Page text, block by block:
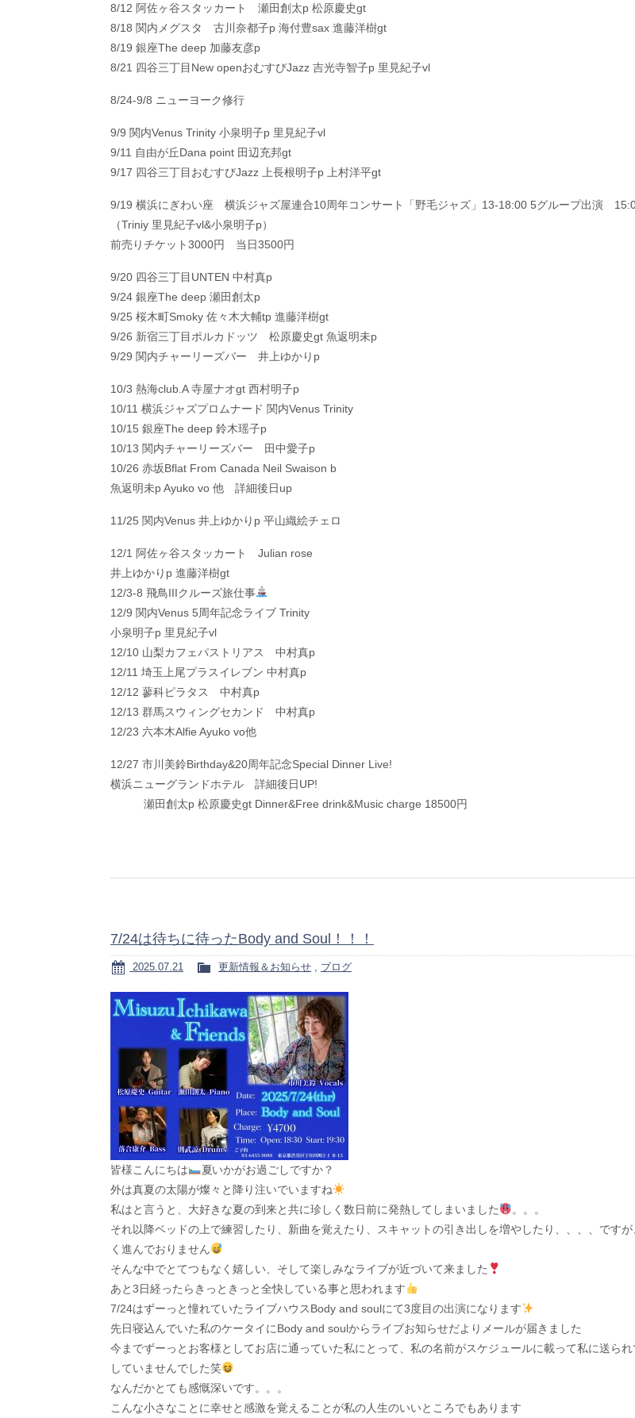
8/12 阿佐ヶ谷スタッカート 瀬田創太p 松原慶史gt
8/18 関内メグスタ 古川奈都子p 海付豊sax 進藤洋樹gt
8/19 銀座The deep 加藤友彦p
8/21 四谷三丁目New openおむすびJazz 吉光寺智子p 里見紀子vl
8/24-9/8 ニューヨーク修行
9/9 関内Venus Trinity 小泉明子p 里見紀子vl
9/11 自由が丘Dana point 田辺充邦gt
9/17 四谷三丁目おむすびJazz 上長根明子p 上村洋平gt
9/19 横浜にぎわい座 横浜ジャズ屋連合10周年コンサート「野毛ジャズ」13-18:00 5グループ出演
（Triniy 里見紀子vl&小泉明子p）
前売りチケット3000円 当日3500円
9/20 四谷三丁目UNTEN 中村真p
9/24 銀座The deep 瀬田創太p
9/25 桜木町Smoky 佐々木大輔tp 進藤洋樹gt
9/26 新宿三丁目ポルカドッツ 松原慶史gt 魚返明未p
9/29 関内チャーリーズバー 井上ゆかりp
10/3 熱海club.A 寺屋ナオgt 西村明子p
10/11 横浜ジャズプロムナード 関内Venus Trinity
10/15 銀座The deep 鈴木瑶子p
10/13 関内チャーリーズバー 田中愛子p
10/26 赤坂Bflat From Canada Neil Swaison b
魚返明未p Ayuko vo 他 詳細後日up
11/25 関内Venus 井上ゆかりp 平山織絵チェロ
12/1 阿佐ヶ谷スタッカート Julian rose
井上ゆかりp 進藤洋樹gt
12/3-8 飛鳥IIIクルーズ旅仕事
12/9 関内Venus 5周年記念ライブ Trinity
小泉明子p 里見紀子vl
12/10 山梨カフェパストリアス 中村真p
12/11 埼玉上尾プラスイレブン 中村真p
12/12 蓼科ピラタス 中村真p
12/13 群馬スウィングセカンド 中村真p
12/23 六本木Alfie Ayuko vo他
12/27 市川美鈴Birthday&20周年記念Special Dinner Live!
横浜ニューグランドホテル 詳細後日UP!
瀬田創太p 松原慶史gt Dinner&Free drink&Music charge 18500円
7/24は待ちに待ったBody and Soul！！！
2025.07.21 更新情報＆お知らせ, ブログ
皆様こんにちは
夏いかがお過ごしですか？
外は真夏の太陽が燦々と降り注いでいますね
私はと言うと、大好きな夏の到来と共に珍しく数日前に発熱してしまいました
。。。
それ以降ベッドの上で練習したり、新曲を覚えたり、スキャットの引き出しを増やしたり、、、、ですが
く進んでおりません
そんな中でとてつもなく嬉しい、そして楽しみなライブが近づいて来ました
あと3日経ったらきっときっと全快している事と思われます
7/24はずーっと憧れていたライブハウスBody and soulにて3度目の出演になります
先日寝込んでいた私のケータイにBody and soulからライブお知らせだよりメールが届きました
今までずーっとお客様としてお店に通っていた私にとって、私の名前がスケジュールに載って私に送ら
していませんでした笑
なんだかとても感慨深いです。。。
こんな小さなことに幸せと感激を覚えることが私の人生のいいところでもあります